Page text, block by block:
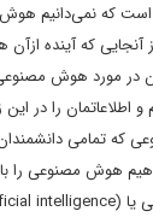
است که نمی‌دانیم
آنجایی که آینده
در مورد هوش
و اطلاعاتمان را در
که تمامی
هوش مصنوعی را